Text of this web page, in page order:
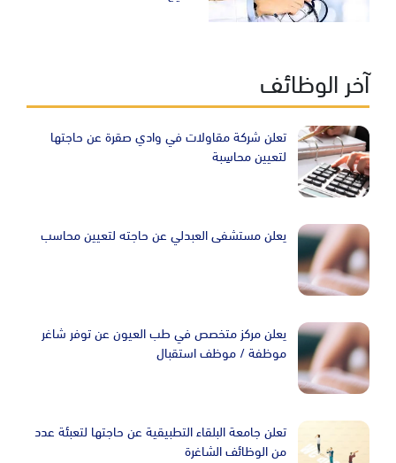
آخر الوظائف
تعلن شركة مقاولات في وادي صقرة عن حاجتها
لتعيين محاسِبة
يعلن مستشفى العبدلي عن حاجته لتعيين محاسب
يعلن مركز متخصص في طب العيون عن توفر شاغر
موظفة / موظف استقبال
تعلن جامعة البلقاء التطبيقية عن حاجتها لتعبئة عدد
من الوظائف الشاغرة